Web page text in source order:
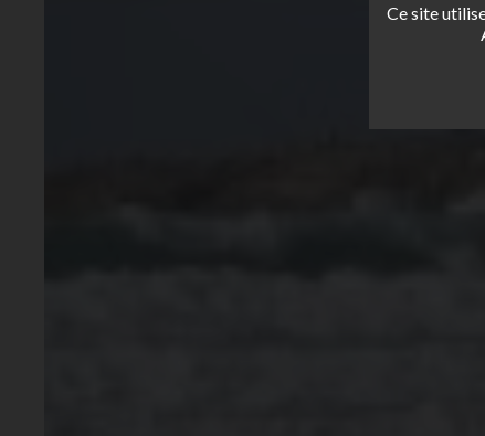
Ce site